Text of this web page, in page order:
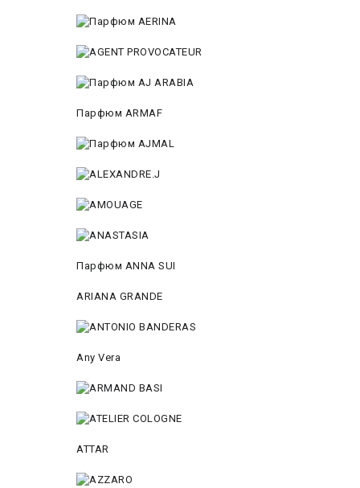
Парфюм ARMAF
Парфюм ANNA SUI
ARIANA GRANDE
Any Vera
ATTAR